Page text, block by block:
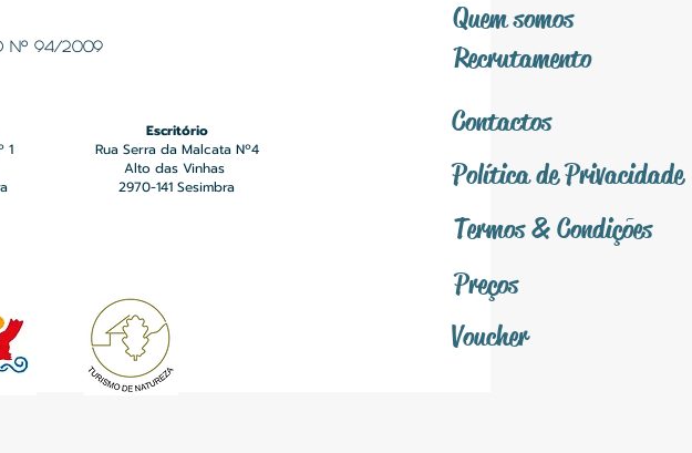
94/2009
Quem somos
Recrutamento
Contactos
1
Escritório
Rua Serra da Malcata Nº4
Alto das Vinhas
2970-141 Sesimbra
Políticade Privacidade
Termos &Condições
Preços
Voucher